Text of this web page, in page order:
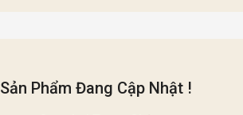
Sản Phẩm Đang Cập Nhật !